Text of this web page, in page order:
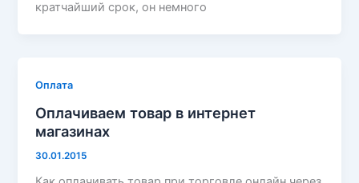
кратчайший срок, он немного
Оплата
Оплачиваем товар в интернет
магазинах
30.01.2015